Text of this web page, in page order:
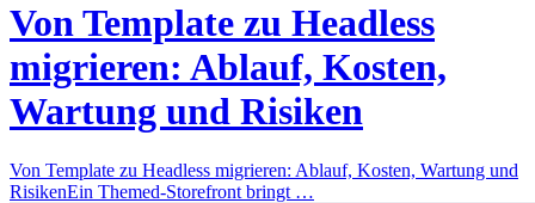
Von Template zu Headless
migrieren: Ablauf, Kosten,
Wartung und Risiken
Von Template zu Headless migrieren: Ablauf, Kosten, Wartung und
RisikenEin Themed-Storefront bringt …